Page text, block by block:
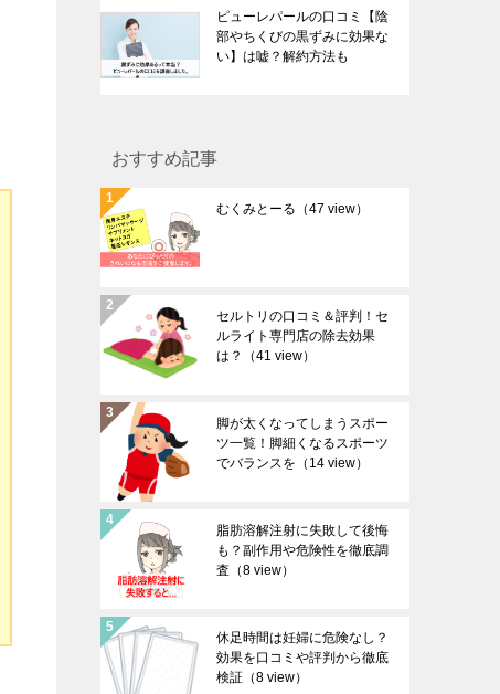
ピューレパールの口コミ【陰
部やちくびの黒ずみに効果な
い】は嘘？解約方法も
おすすめ記事
むくみとーる （47 view）
セルトリの口コミ＆評判！セ
ルライト専門店の除去効果
は？
（41 view）
脚が太くなってしまうスポー
ツ一覧！脚細くなるスポーツ
でバランスを （14 view）
脂肪溶解注射に失敗して後悔
も？副作用や危険性を徹底調
査 （8 view）
休足時間は妊婦に危険なし？
効果を口コミや評判から徹底
検証 （8 view）